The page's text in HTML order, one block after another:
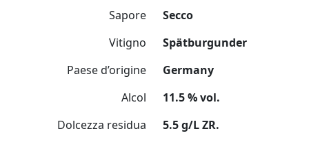
Sapore
Secco
Vitigno
Spätburgunder
Paese d’origine
Germany
Alcol
11.5 % vol.
Dolcezza residua
5.5 g/L ZR.